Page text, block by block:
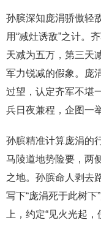
孙膑深知庞涓骄傲轻
用“减灶诱敌”之计。
天减为五万，第三天
军力锐减的假象。庞
过望，认定齐军不堪
兵日夜兼程，企图一
孙膑精准计算庞涓的
马陵道地势险要，两
之地。孙膑命人剥去
写下“庞涓死于此树
上，约定“见火光起，